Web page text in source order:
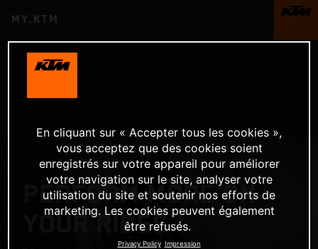
MY.KTM
PERFORM MORE ON
YOUR RIDES !
En cliquant sur « Accepter tous les cookies »,
vous acceptez que des cookies soient
enregistrés sur votre appareil pour améliorer
votre navigation sur le site, analyser votre
utilisation du site et soutenir nos efforts de
marketing. Les cookies peuvent également
être refusés.
Privacy Policy Impression